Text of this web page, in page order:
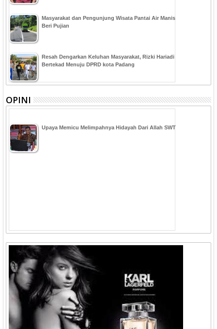
Masyarakat dan Pengunjung Wisata Pantai Air Manis
Beri Pujian
Resah Dengarkan Keluhan Masyarakat, Rizki Hariadi
Bertekad Menuju DPRD kota Padang
OPINI
Upaya Memicu Melimpahnya Hidayah Dari Allah SWT